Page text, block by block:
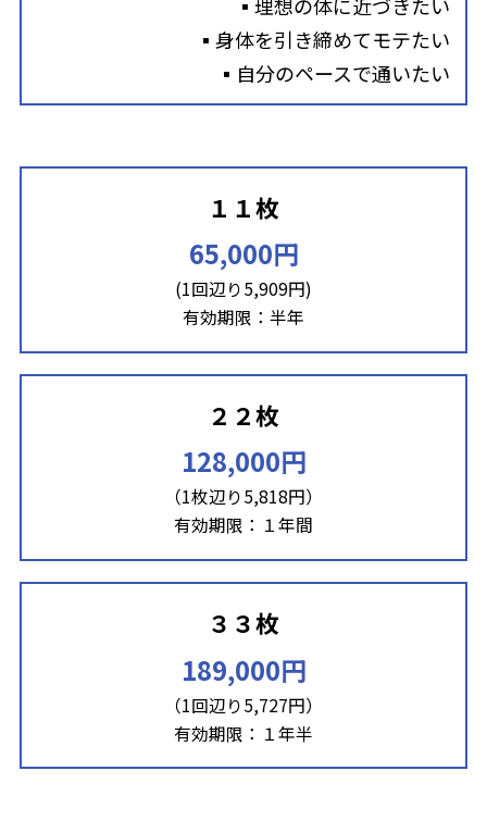
▪身体を引き締めてモテたい
▪自分のペースで通いたい
１１枚
65,000円
(1回辺り5,909円)
有効期限：半年
２２枚
128,000円
（1枚辺り5,818円）
有効期限：１年間
３３枚
189,000円
（1回辺り5,727円）
有効期限：１年半